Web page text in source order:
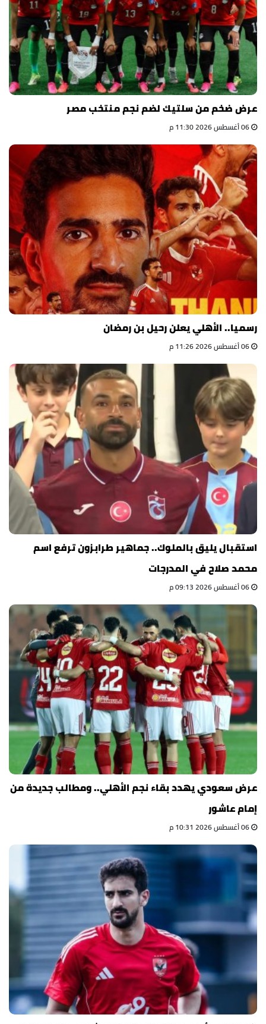
عرض ضخم من سلتيك لضم نجم منتخب مصر
رسميا.. الأهلي يعلن رحيل بن رمضان
استقبال يليق بالملوك.. جماهير طرابزون ترفع اسم
محمد صلاح في المدرجات
عرض سعودي يهدد بقاء نجم الأهلي.. ومطالب جديدة من
إمام عاشور